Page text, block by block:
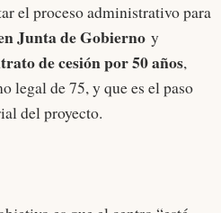
el proceso administrativo para
Junta de Gobierno y
de cesión por 50 años,
legal de 75, y que es el paso
del proyecto.